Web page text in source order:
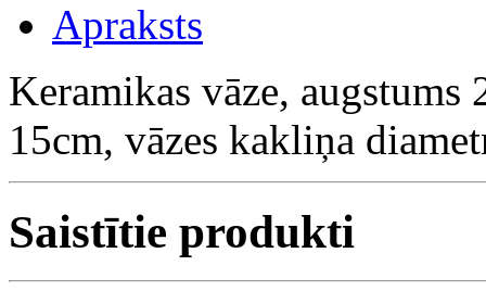
Apraksts
Keramikas vāze, augstums
15cm, vāzes kakliņa
Saistītie produkti